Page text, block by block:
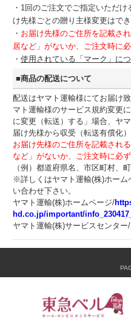
・1回のご注文でご指定いただ
け先様ごとの贈り主様変更はで
・ お届け先様のご住所を記載さ
居など」がないか、ご注文時に必
・ 使用されている「マーク」に
■商品の配送について
配送はヤマト運輸様にてお届け
マト運輸様のサービス規約変更
に変更（転送）する」場合、ヤ
届け先様から収受（転送有償化
お届け先様のご住所を記載され
など」がないか、ご注文時に必ず
（例）都道府県名、市区町村、
※詳しくはヤマト運輸(株)ホーム
い合わせ下さい。
ヤマト運輸(株)ホームページ/
hd.co.jp/important/
ヤマト運輸(株)サービスセンタ